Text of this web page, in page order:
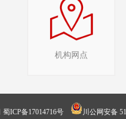
机构网点
蜀ICP备17014716号
川公网安备